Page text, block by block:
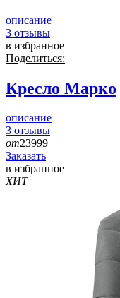
описание
3 отзывы
в избранное
Поделиться:
Кресло Марко
описание
3 отзывы
от23999
Заказать
в избранное
ХИТ